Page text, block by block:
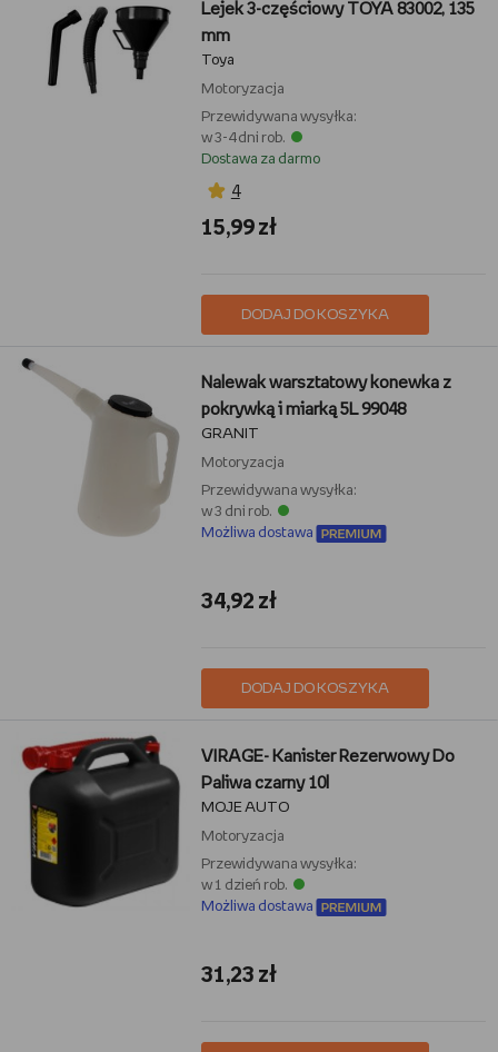
Lejek 3-częściowy TOYA 83002, 135
mm
Toya
Motoryzacja
Przewidywana wysyłka:
w 3-4 dni rob.
Dostawa za darmo
4
15,99 zł
DODAJ DO KOSZYKA
Nalewak warsztatowy konewka z
pokrywką i miarką 5L 99048
GRANIT
Motoryzacja
Przewidywana wysyłka:
w 3 dni rob.
Możliwa dostawa
34,92 zł
DODAJ DO KOSZYKA
VIRAGE- Kanister Rezerwowy Do
Paliwa czarny 10l
MOJE AUTO
Motoryzacja
Przewidywana wysyłka:
w 1 dzień rob.
Możliwa dostawa
31,23 zł